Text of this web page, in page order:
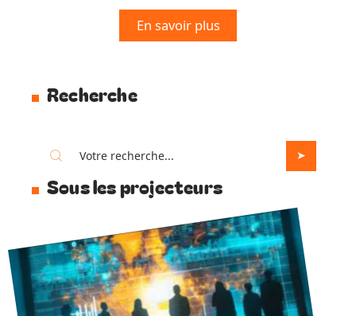
En savoir plus
Recherche
Sous les projecteurs